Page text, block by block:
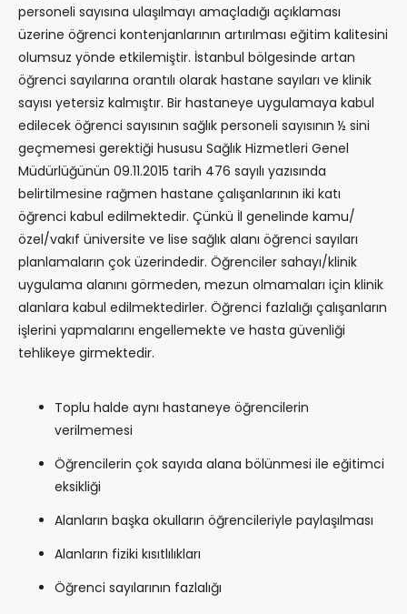
personeli sayısına ulaşılmayı amaçladığı açıklaması
üzerine öğrenci kontenjanlarının artırılması eğitim kalitesini
olumsuz yönde etkilemiştir. İstanbul bölgesinde artan
öğrenci sayılarına orantılı olarak hastane sayıları ve klinik
sayısı yetersiz kalmıştır. Bir hastaneye uygulamaya kabul
edilecek öğrenci sayısının sağlık personeli sayısının ½ sini
geçmemesi gerektiği hususu Sağlık Hizmetleri Genel
Müdürlüğünün 09.11.2015 tarih 476 sayılı yazısında
belirtilmesine rağmen hastane çalışanlarının iki katı
öğrenci kabul edilmektedir. Çünkü İl genelinde kamu/
özel/vakıf üniversite ve lise sağlık alanı öğrenci sayıları
planlamaların çok üzerindedir. Öğrenciler sahayı/klinik
uygulama alanını görmeden, mezun olmamaları için klinik
alanlara kabul edilmektedirler. Öğrenci fazlalığı çalışanların
işlerini yapmalarını engellemekte ve hasta güvenliği
tehlikeye girmektedir.
Toplu halde aynı hastaneye öğrencilerin
verilmemesi
Öğrencilerin çok sayıda alana bölünmesi ile eğitimci
eksikliği
Alanların başka okulların öğrencileriyle paylaşılması
Alanların fiziki kısıtlılıkları
Öğrenci sayılarının fazlalığı